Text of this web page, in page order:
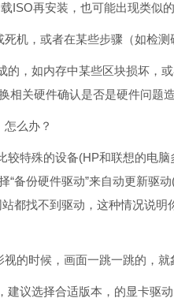
ISO再安装，也可能出现类似
机，或者在某些步骤（如检
，如内存中某些区块损坏，
相关硬件确认是否是硬件问题
么办？
特殊的设备(HP和联想的电
“备份硬件驱动”来自动更新驱
都找不到驱动，这种情况说
的时候，画面一跳一跳的，
议选择合适版本，的显卡驱